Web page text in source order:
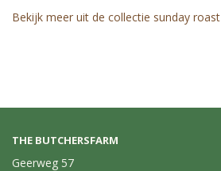
Bekijk meer uit de collectie sunday roast
THE BUTCHERSFARM
Geerweg 57